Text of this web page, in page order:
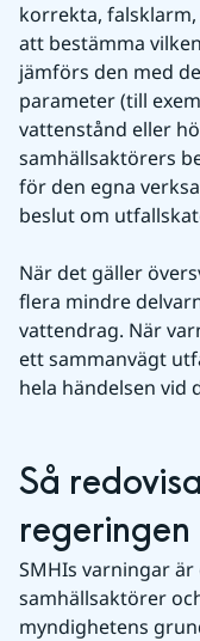
korrekta,
att bestämma
jämförs den med
parameter (till
vattenstånd eller
samhällsaktörers
för den egna
beslut om
När det gäller
flera mindre
vattendrag. När
ett sammanvägt
hela händelsen vid
Så
regeringen
SMHIs varningar
samhällsaktörer
myndighetens